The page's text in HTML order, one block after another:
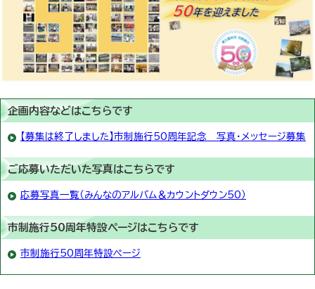
企画内容などはこちらです
【募集は終了しました】市制施行50周年記念 写真・メッセージ募集
ご応募いただいた写真はこちらです
応募写真一覧（みんなのアルバム＆カウントダウン50）
市制施行50周年特設ページはこちらです
市制施行50周年特設ページ